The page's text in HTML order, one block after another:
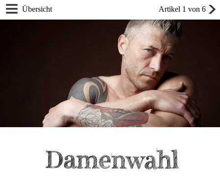
Übersicht Artikel 1 von 6